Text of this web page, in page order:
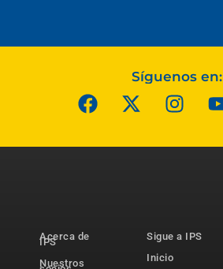
Síguenos en:
Acerca de
IPS
Nuestros
Sigue a IPS
Inicio